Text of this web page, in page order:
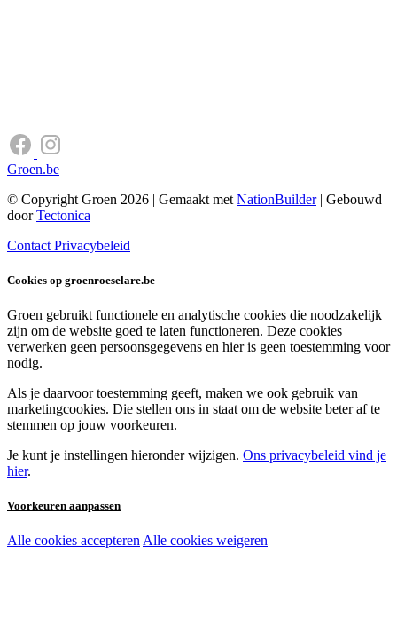
Groen.be
© Copyright Groen 2026 | Gemaakt met NationBuilder| Gebouwd
doorTectonica
Contact Privacybeleid
Cookies op groenroeselare.be
Groen gebruikt functionele en analytische cookies die noodzakelijk
zijn om de website goed te laten functioneren. Deze cookies
verwerken geen persoonsgegevens en hier is geen toestemming voor
nodig.
Als je daarvoor toestemming geeft, maken we ook gebruik van
marketingcookies. Die stellen ons in staat om de website beter af te
stemmen op jouw voorkeuren.
Je kunt je instellingen hieronder wijzigen. Ons privacybeleid vind je
hier.
Voorkeuren aanpassen
Noodzakelijke cookies:
Alle cookies accepteren Alle cookies weigeren